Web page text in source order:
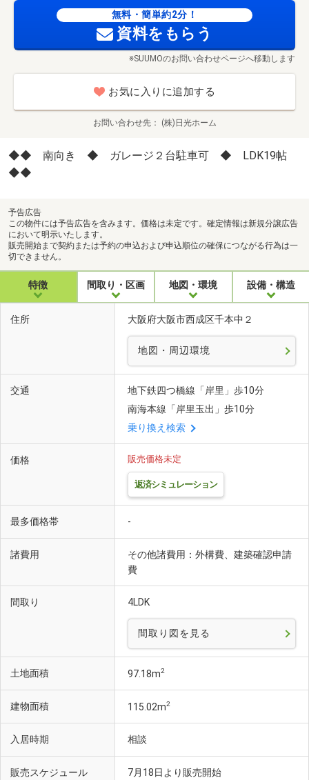
無料・簡単約2分！
資料をもらう
※SUUMOのお問い合わせページへ移動します
お気に入りに追加する
お問い合わせ先 (株)日光ホーム
◆◆ 南向き ◆ ガレージ２台駐車可 ◆ LDK19帖
◆◆
予告広告
この物件には予告広告を含みます。価格は未定です。確定情報は新規分譲広告
において明示いたします。
販売開始まで契約または予約の申込および申込順位の確保につながる行為は一
切できません。
特徴 間取り・区画 地図・環境 設備・構造
住所 大阪府大阪市西成区千本中２
地図・周辺環境
交通
地下鉄四つ橋線「岸里」歩10分
南海本線「岸里玉出」歩10分
乗り換え検索
価格 販売価格未定
返済シミュレーション
最多価格帯 -
諸費用
その他諸費用：外構費、建築確認申請
費
間取り 4LDK
間取り図を見る
土地面積 97.18m2
建物面積 115.02m2
入居時期 相談
販売スケジュール 7月18日より販売開始